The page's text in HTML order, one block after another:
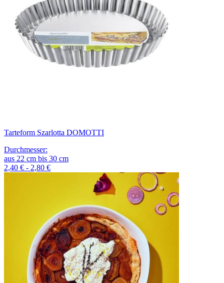
Tarteform Szarlotta DOMOTTI
Durchmesser:
aus 22 cm bis 30 cm
2,40 € - 2,80 €